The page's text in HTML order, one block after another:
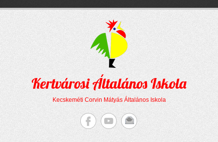
Kertvárosi Általános Iskola
Kecskeméti Corvin Mátyás Általános Iskola